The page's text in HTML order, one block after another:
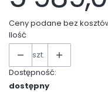
Ceny podane bez
Ilość
szt.
Dostępność:
dostępny